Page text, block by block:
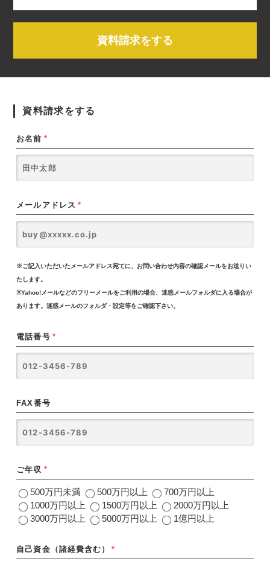
資料請求をする
資料請求をする
お名前 *
メールアドレス *
※ご記入いただいたメールアドレス宛てに、お問い合わせ内容の確認メールをお送りい
たします。
※Yahoo!メールなどのフリーメールをご利用の場合、迷惑メールフォルダに入る場合が
あります。迷惑メールのフォルダ・設定等をご確認下さい。
電話番号 *
FAX番号
ご年収 *
500万円未満 500万円以上
700万円以上
1000万円以上
1500万円以上
2000万円以上
3000万円以上
5000万円以上 1億円以上
自己資金（諸経費含む） *